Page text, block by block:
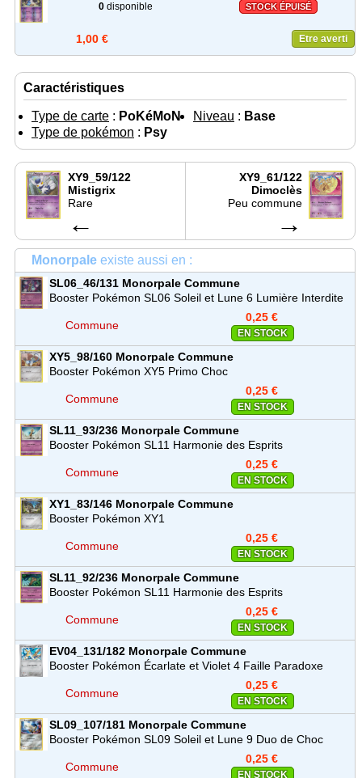
0 disponible STOCK ÉPUISÉ
1,00 € Etre averti
Caractéristiques
Type de carte : PoKéMoN Niveau : Base
Type de pokémon : Psy
XY9_59/122
Mistigrix
Rare
←
XY9_61/122
Dimoclès
Peu commune
→
Monorpale existe aussi en :
SL06_46/131 Monorpale Commune
Booster Pokémon SL06 Soleil et Lune 6 Lumière Interdite
Commune
0,25 €
EN STOCK
XY5_98/160 Monorpale Commune
Booster Pokémon XY5 Primo Choc
Commune
0,25 €
EN STOCK
SL11_93/236 Monorpale Commune
Booster Pokémon SL11 Harmonie des Esprits
Commune
0,25 €
EN STOCK
XY1_83/146 Monorpale Commune
Booster Pokémon XY1
Commune
0,25 €
EN STOCK
SL11_92/236 Monorpale Commune
Booster Pokémon SL11 Harmonie des Esprits
Commune
0,25 €
EN STOCK
EV04_131/182 Monorpale Commune
Booster Pokémon Écarlate et Violet 4 Faille Paradoxe
Commune
0,25 €
EN STOCK
SL09_107/181 Monorpale Commune
Booster Pokémon SL09 Soleil et Lune 9 Duo de Choc
Commune
0,25 €
EN STOCK